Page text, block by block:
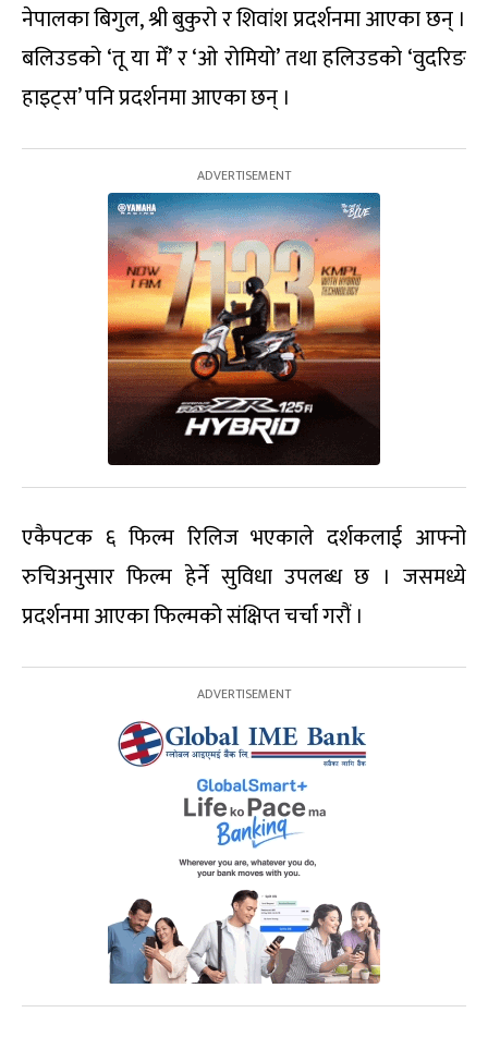
नेपालका बिगुल, श्री बुकुरो र शिवांश प्रदर्शनमा आएका छन् ।
बलिउडको ‘तू या मेँ’ र ‘ओ रोमियो’ तथा हलिउडको ‘वुदरिङ
हाइट्स’ पनि प्रदर्शनमा आएका छन् ।
एकैपटक ६ फिल्म रिलिज भएकाले दर्शकलाई आफ्नो
रुचिअनुसार फिल्म हेर्ने सुविधा उपलब्ध छ । जसमध्ये
प्रदर्शनमा आएका फिल्मको संक्षिप्त चर्चा गरौं ।